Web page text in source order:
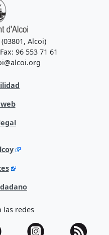
Alcoi)
96 553 71 61
las redes